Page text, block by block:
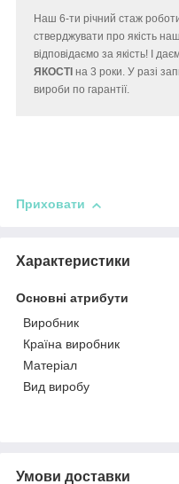
Наш 6-ти річний стаж
стверджувати про якість
відповідаємо за якість! І
ЯКОСТІ на 3 роки. У разі
вироби по гарантії.
Приховати
Характеристики
Основні атрибути
Виробник
Країна виробник
Матеріал
Вид виробу
Умови доставки